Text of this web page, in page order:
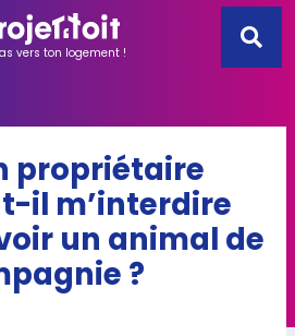
vers ton logement !
propriétaire
il m’interdire
un animal de
?